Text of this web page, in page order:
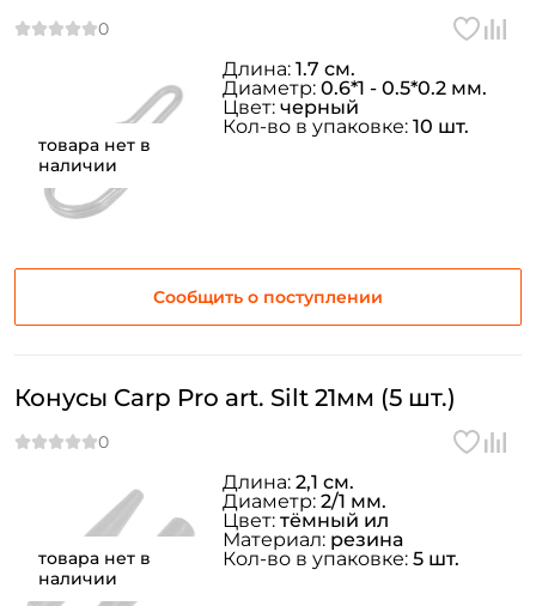
товара нет в
наличии
Сообщить о поступлении
Длина: 1.7 см.
Диаметр: 0.6*1 - 0.5*0.2 мм.
Цвет: черный
Кол-во в упаковке: 10 шт.
товара нет в
наличии
Конусы Carp Pro art. Silt 21мм (5 шт.)
Длина: 2,1 см.
Диаметр: 2/1 мм.
Цвет: тёмный ил
Материал: резина
Кол-во в упаковке: 5 шт.